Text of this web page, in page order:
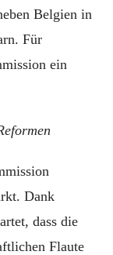
Belgien in
Für
ein
Dank
dass die
Flaute